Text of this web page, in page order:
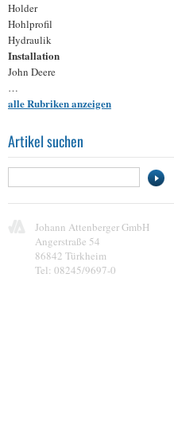
Holder
Hohlprofil
Hydraulik
Installation
John Deere
K H D
Kärcher
Krone
Landmaschinen
Landsberg
Mann
Neumaschinen
Reifen
Schaffelhuber
…
alle Rubriken anzeigen
Artikel suchen
Johann Attenberger GmbH
Angerstraße 54
86842 Türkheim
Tel: 08245/9697-0